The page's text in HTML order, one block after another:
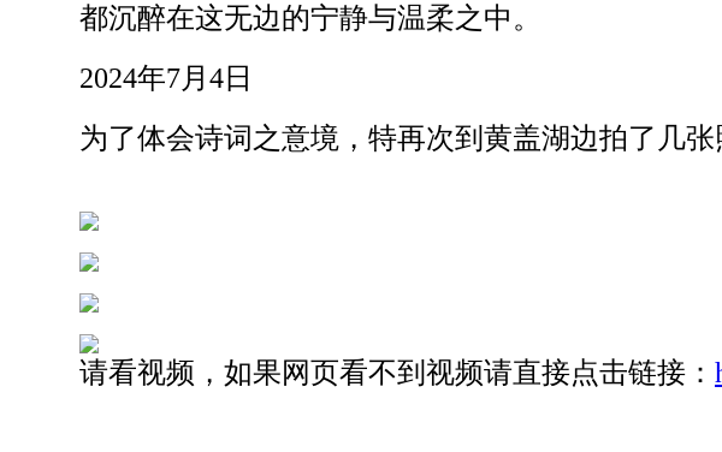
都沉醉在这无边的宁静与温柔之中。
2024年7月4日
为了体会诗词之意境，特再次到黄盖湖边拍了几张
请看视频，如果网页看不到视频请直接点击链接：